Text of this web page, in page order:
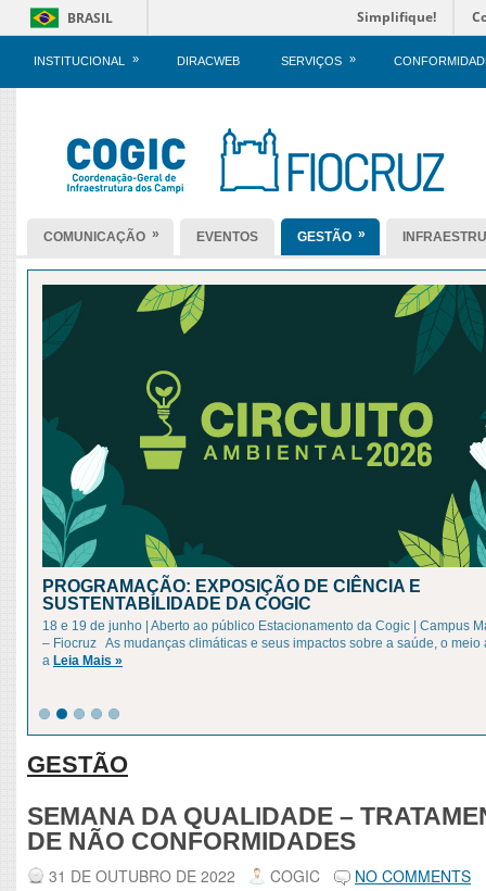
BRASIL Simplifique!
INSTITUCIONAL » DIRACWEB SERVIÇOS »
COMUNICAÇÃO » EVENTOS GESTÃO »
PROGRAMAÇÃO: EXPOSIÇÃO DE CIÊNCIA E
SUSTENTABILIDADE DA COGIC
18 e 19 de junho | Aberto ao público Estacionamento da Cogic | Campus
– Fiocruz As mudanças climáticas e seus impactos sobre a saúde, o meio
a Leia Mais »
GESTÃO
SEMANA DA QUALIDADE –
DE NÃO CONFORMIDADES
31 DE OUTUBRO DE 2022 COGIC NO COMMENTS